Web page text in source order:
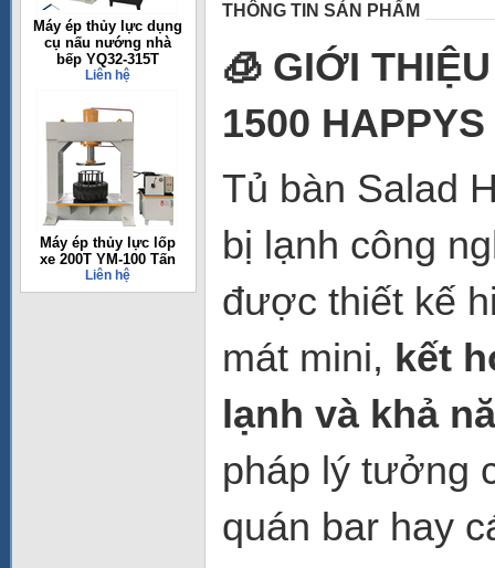
Máy ép thủy lực dụng
cụ nấu nướng nhà
bếp YQ32-315T
Liên hệ
Máy ép thủy lực lốp
xe 200T YM-100 Tấn
Liên hệ
THÔNG TIN SẢN PHẨM
🧊 GIỚI
1500
Tủ bàn Salad
bị lạnh công
được thiết kế
mát mini, kết
lạnh và khả
pháp lý tưởng
quán bar hay